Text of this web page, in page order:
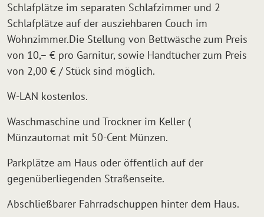
Schlafplätze im separaten Schlafzimmer und 2
Schlafplätze auf der ausziehbaren Couch im
Wohnzimmer.Die Stellung von Bettwäsche zum Preis
von 10,– € pro Garnitur, sowie Handtücher zum Preis
von 2,00 € / Stück sind möglich.
W-LAN kostenlos.
Waschmaschine und Trockner im Keller (
Münzautomat mit 50-Cent Münzen.
Parkplätze am Haus oder öffentlich auf der
gegenüberliegenden Straßenseite.
Abschließbarer Fahrradschuppen hinter dem Haus.